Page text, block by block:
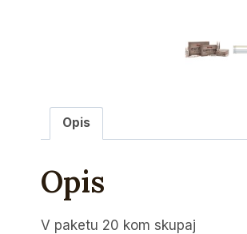
Opis
Opis
V paketu 20 kom skupaj